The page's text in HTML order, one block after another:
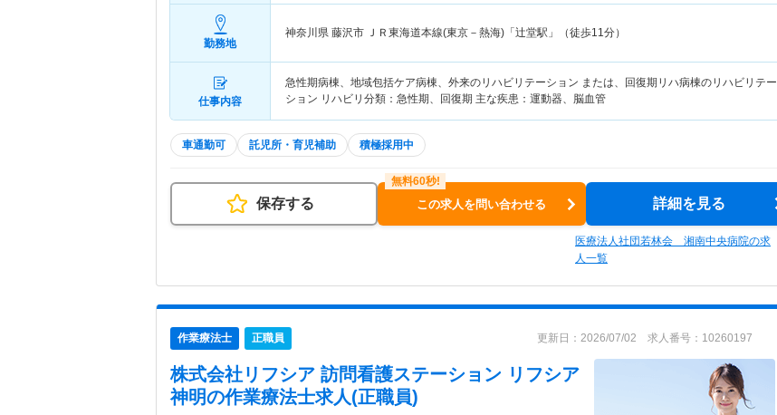
勤務地
神奈川県 藤沢市 ＪＲ東海道本線(東京－熱海)「辻堂駅」（徒歩11分）
仕事内容
急性期病棟、地域包括ケア病棟、外来のリハビリテーション または、回復期リハ病棟のリハビリテー
ション リハビリ分類：急性期、回復期 主な疾患：運動器、脳血管
車通勤可 託児所・育児補助 積極採用中
保存する この求人を問い合わせる 詳細を見る
医療法人社団若林会 湘南中央病院の求
人一覧
作業療法士 正職員 更新日：2026/07/02 求人番号：10260197
株式会社リフシア 訪問看護ステーション リフシア
神明の作業療法士求人(正職員)